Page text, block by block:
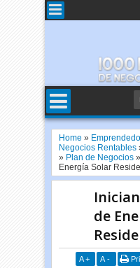
Home »
Negocios Rentables
» Plan de Negocios »
Energía Solar
de
A + A -